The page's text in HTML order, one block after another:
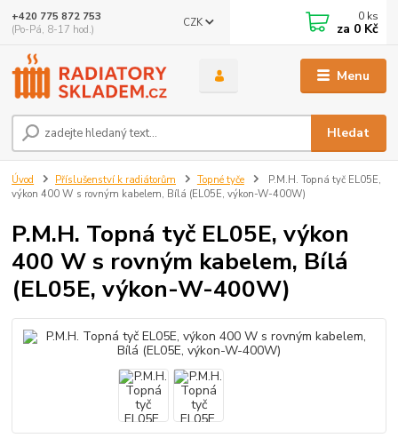
Menu
CZK
Hledat
+420 775 872 753
(Po-Pá, 8-17 hod.)
0 ks
za 0 Kč
Úvod Příslušenství k radiátorům Topné tyče
P.M.H. Topná tyč EL05E,
výkon 400 W s rovným kabelem, Bílá (EL05E, výkon-W-400W)
P.M.H. Topná tyč EL05E, výkon
400 W s rovným kabelem, Bílá
(EL05E, výkon-W-400W)